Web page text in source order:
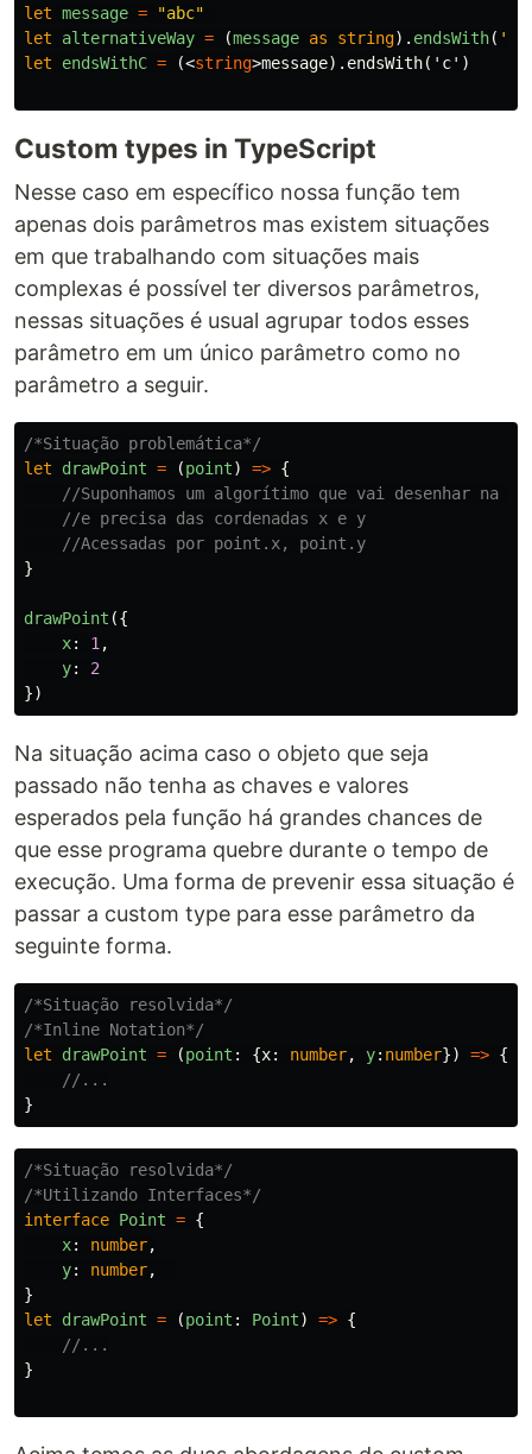
let message = "abc"
let
alternativeWay = (message as string). endsWith( '
let
endsWithC = (<string>message).endsWith('c')
Custom types in TypeScript
Nesse caso em específico nossa função tem
apenas dois parâmetros mas existem situações
em que trabalhando com situações mais
complexas é possível ter diversos parâmetros,
nessas situações é usual agrupar todos esses
parâmetro em um único parâmetro como no
parâmetro a seguir.
/*Situação problemática*/
let
drawPoint = (point) => {
//Suponhamos um algorítimo que vai desenhar na
//e precisa das cordenadas x e y
//Acessadas por point.x, point.y
}
drawPoint ({
x: 1 ,
y:
2
})
Na situação acima caso o objeto que seja
passado não tenha as chaves e valores
esperados pela função há grandes chances de
que esse programa quebre durante o tempo de
execução. Uma forma de prevenir essa situação é
passar a custom type para esse parâmetro da
seguinte forma.
/*Situação resolvida*/
/*Inline Notation*/
let
drawPoint = (point : {x: number, y: number}) => {
//...
}
/*Situação resolvida*/
/*Utilizando Interfaces*/
interface Point = {
x: number,
y: number,
}
let
drawPoint = (point : Point) => {
//...
}